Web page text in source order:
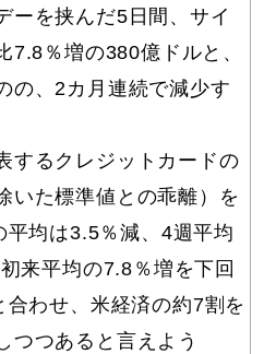
ーを挟んだ5日間、サイ
7.8％増の380億ドルと、
の、2カ月連続で減少す
するクレジットカードの
いた標準値との乖離）を
均は3.5％減、4週平均
来平均の7.8％増を下回
わせ、米経済の約7割を
つつあると言えよう